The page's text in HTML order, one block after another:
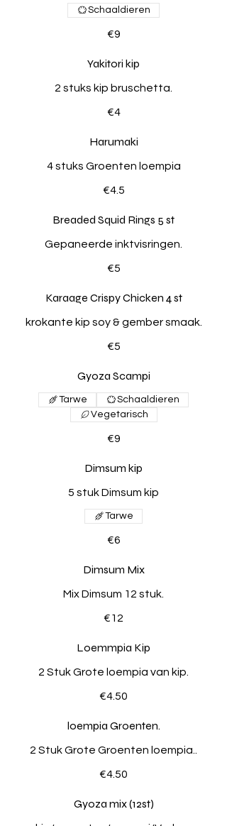
€9
Schaaldieren
Yakitori kip
2 stuks kip bruschetta.
€4
Harumaki
4 stuks Groenten loempia
€4.5
Breaded Squid Rings 5 st
Gepaneerde inktvisringen.
€5
Karaage Crispy Chicken 4 st
krokante kip soy & gember smaak.
€5
Gyoza Scampi
€9
Tarwe
Schaaldieren
Vegetarisch
Dimsum kip
5 stuk Dimsum kip
€6
Tarwe
Dimsum Mix
Mix Dimsum 12 stuk.
€12
Loemmpia Kip
2 Stuk Grote loempia van kip.
€4.50
loempia Groenten.
2 Stuk Grote Groenten loempia..
€4.50
Gyoza mix (12st)